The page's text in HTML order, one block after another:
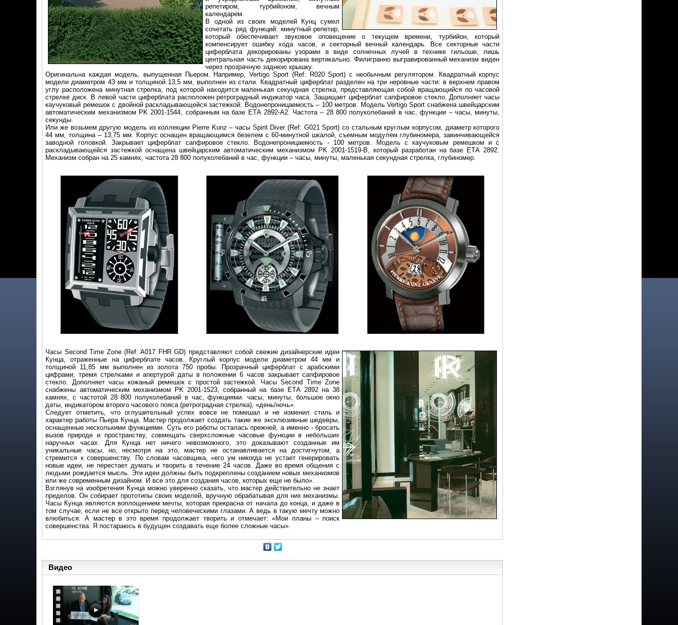
репетиром, турбийоном, вечным
календарем.
В одной из своих моделей Кунц сумел
сочетать ряд функций: минутный репетир,
который обеспечивает звуковое оповещение о текущем времени, турбийон, который
компенсирует ошибку хода часов, и секторный вечный календарь. Все секторные части
циферблата декорированы узорами в виде солнечных лучей в технике гильоше, лишь
центральная часть декорирована вертикально. Филигранно выгравированный механизм виден
через прозрачную заднюю крышку.
Оригинальна каждая модель, выпущенная Пьером. Например, Vertigo Sport (Ref: R020 Sport) с необычным регулятором. Квадратный корпус
модели диаметром 43 мм и толщиной 13,5 мм, выполнен из стали. Квадратный циферблат разделен на три неровные части: в верхнем правом
углу расположена минутная стрелка, под которой находится маленькая секундная стрелка, представляющая собой вращающийся по часовой
стрелке диск. В левой части циферблата расположен ретроградный индикатор часа. Защищает циферблат сапфировое стекло. Дополняет часы
каучуковый ремешок с двойной раскладывающейся застежкой. Водонепроницаемость – 100 метров. Модель Vertigo Sport снабжена швейцарским
автоматическим механизмом PK 2001-1544, собранным на базе ЕТА 2892-А2. Частота – 28 800 полуколебаний в час, функции – часы, минуты,
секунды.
Или же возьмем другую модель из коллекции Pierre Kunz – часы Spirit Diver (Ref: G021 Sport) со стальным круглым корпусом, диаметр которого
44 мм, толщина – 13,75 мм. Корпус оснащен вращающимся безелем с 60-минутной шкалой, съемным модулем глубиномера, завинчивающейся
заводной головкой. Закрывает циферблат сапфировое стекло. Водонепроницаемость - 100 метров. Модель с каучуковым ремешком и с
раскладывающейся застежкой оснащена швейцарским автоматическим механизмом PK 2001-1519-B, который разработан на базе ЕТА 2892.
Механизм собран на 25 камнях, частота 28 800 полуколебаний в час, функции – часы, минуты, маленькая секундная стрелка, глубиномер.
Часы Second Time Zone (Ref: A017 FHR GD) представляют собой свежие дизайнерские идеи
Кунца, отраженные на циферблате часов. Круглый корпус модели диаметром 44 мм и
толщиной 11,85 мм выполнен из золота 750 пробы. Прозрачный циферблат с арабскими
цифрами, тремя стрелками и апертурой даты в положении 6 часов закрывает сапфировое
стекло. Дополняет часы кожаный ремешок с простой застежкой. Часы Second Time Zone
снабжены автоматическим механизмом PK 2001-1523, собранный на базе ЕТА 2892 на 38
камнях, с частотой 28 800 полуколебаний в час, функциями: часы, минуты, большое окно
даты, индикатором второго часового пояса (ретроградная стрелка), «день/ночь».
Следует отметить, что оглушительный успех вовсе не помешал и не изменил стиль и
характер работы Пьера Кунца. Мастер продолжает создать такие же эксклюзивные шедевры,
оснащенные несколькими функциями. Суть его работы осталась прежней, а именно - бросать
вызов природе и пространству, совмещать сверхсложные часовые функции в небольших
наручных часах. Для Кунца нет ничего невозможного, это доказывают созданные им
уникальные часы, но, несмотря на это, мастер не останавливается на достигнутом, а
стремится к совершенству. По словам часовщика, «его ум никогда не устает генерировать
новые идеи, не перестает думать и творить в течение 24 часов. Даже во время общения с
людьми рождается мысль. Эти идеи должны быть подкреплены созданием новых механизмов
или же современным дизайном. И все это для создания часов, которых еще не было».
Взглянув на изобретения Кунца можно уверенно сказать, что мастер действительно не знает
пределов. Он собирает прототипы своих моделей, вручную обрабатывая для них механизмы.
Часы Кунца являются воплощением мечты, которая прекрасна от начала до конца, и даже в
том случае, если не все открыто перед человеческими глазами. А ведь в такую мечту можно
влюбиться. А мастер в это время продолжает творить и отмечает: «Мои планы – поиск
совершенства. Я постараюсь в будущен создавать еще более сложные часы».
Видео